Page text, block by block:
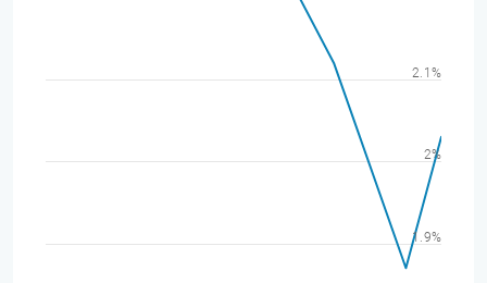
1.9%
2%
2.1%